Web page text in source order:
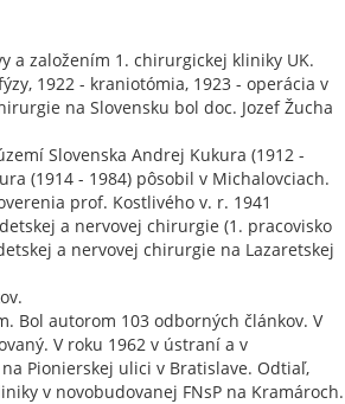
a založením 1. chirurgickej kliniky UK.
1922 - kraniotómia, 1923 - operácia v
na Slovensku bol doc. Jozef Žucha
Slovenska Andrej Kukura (1912 -
(1914 - 1984) pôsobil v Michalovciach.
prof. Kostlivého v. r. 1941
a nervovej chirurgie (1. pracovisko
a nervovej chirurgie na Lazaretskej
Bol autorom 103 odborných článkov. V
V roku 1962 v ústraní a v
Pionierskej ulici v Bratislave. Odtiaľ,
v novobudovanej FNsP na Kramároch.